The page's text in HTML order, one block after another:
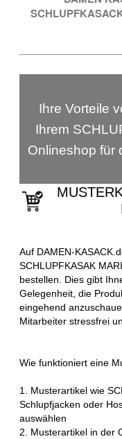
Ihre Vorteile
Ihrem
Onlineshop für
Auf DAMEN-
SCHLUPFKASAK
bestellen. Dies gibt
Gelegenheit, die
eingehend
Mitarbeiter stressfrei
Wie funktioniert eine
1. Musterartikel wie
Schlupfjacken oder
auswählen
2. Musterartikel in der